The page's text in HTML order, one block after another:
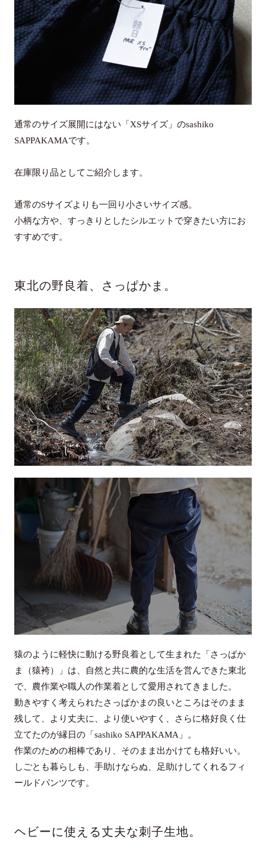
通常のサイズ展開にはない「XSサイズ」のsashiko
SAPPAKAMAです。
在庫限り品としてご紹介します。
通常のSサイズよりも一回り小さいサイズ感。
小柄な方や、すっきりとしたシルエットで穿きたい方にお
すすめです。
東北の野良着、さっぱかま。
猿のように軽快に動ける野良着として生まれた「さっぱか
ま（猿袴）」は、自然と共に農的な生活を営んできた東北
で、農作業や職人の作業着として愛用されてきました。
動きやすく考えられたさっぱかまの良いところはそのまま
残して、より丈夫に、より使いやすく、さらに格好良く仕
立てたのが縁日の「sashiko SAPPAKAMA」。
作業のための相棒であり、そのまま出かけても格好いい。
しごとも暮らしも、手助けならぬ、足助けしてくれるフィ
ールドパンツです。
ヘビーに使える丈夫な刺子生地。